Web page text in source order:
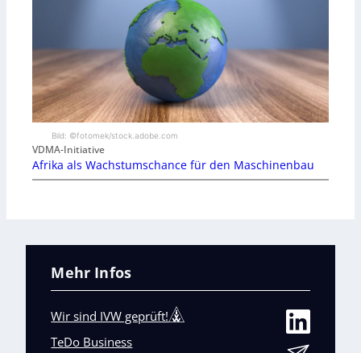
Bild: ©fotomek/stock.adobe.com
VDMA-Initiative
Afrika als Wachstumschance für den Maschinenbau
Mehr Infos
Wir sind IVW geprüft!
TeDo Business